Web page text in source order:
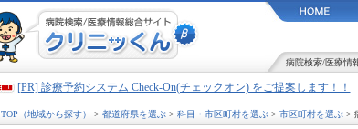
病院検索/医療情
[PR] 診療予約システム Check-On(チェックオン) をご提案します！！
TOP（地域から探す） > 都道府県を選ぶ> 科目・市区町村を選ぶ> 市区町村を選ぶ>